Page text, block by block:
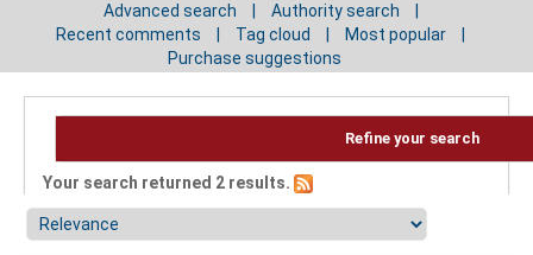
Advanced search
Authority search
Recent comments
Tag cloud
Most popular
Purchase suggestions
Refine your search
Your search returned 2 results.